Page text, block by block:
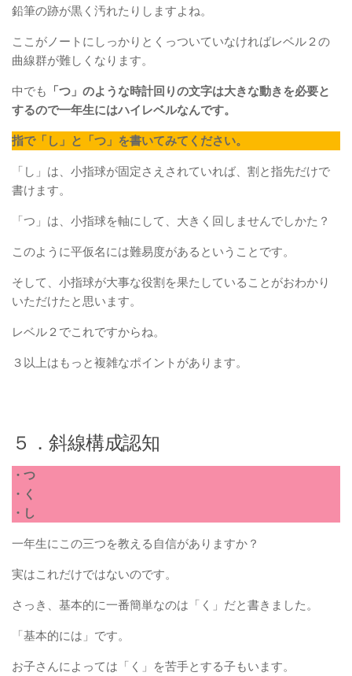
鉛筆の跡が黒く汚れたりしますよね。
ここがノートにしっかりとくっついていなければレベル２の
曲線群が難しくなります。
中でも 「つ」のような時計回りの文字は大きな動きを必要と
するので一年生にはハイレベルなんです。
指で「し」と「つ」を書いてみてください。
「し」は、小指球が固定さえされていれば、割と指先だけで
書けます。
「つ」は、小指球を軸にして、大きく回しませんでしかた？
このように平仮名には難易度があるということです。
そして、小指球が大事な役割を果たしていることがおわかり
いただけたと思います。
レベル２でこれですからね。
３以上はもっと複雑なポイントがあります。
５．斜線構成認知
・つ
・く
・し
一年生にこの三つを教える自信がありますか？
実はこれだけではないのです。
さっき、基本的に一番簡単なのは「く」だと書きました。
「基本的には」です。
お子さんによっては「く」を苦手とする子もいます。